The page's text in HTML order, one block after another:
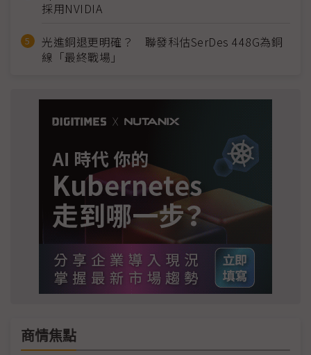
採用NVIDIA
光進銅退更明確？ 聯發科估SerDes 448G為銅
線「最終戰場」
商情焦點